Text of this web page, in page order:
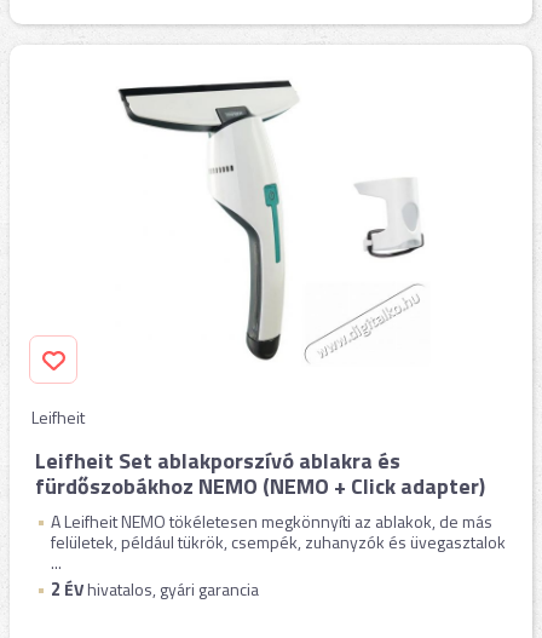
Leifheit
Leifheit Set ablakporszívó ablakra és
fürdőszobákhoz NEMO (NEMO + Click adapter)
A Leifheit NEMO tökéletesen megkönnyíti az ablakok, de más
felületek, például tükrök, csempék, zuhanyzók és üvegasztalok
...
2 ÉVhivatalos, gyári garancia